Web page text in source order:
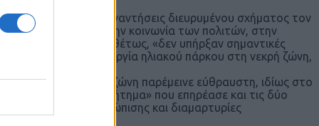
στις συναντήσεις διευρυμένου σχήματος τον
σώμα για την κοινωνία των πολιτών, στην
τη νεολαία. Αντιθέτως, «δεν υπήρξαν σημαντικές
τη δημιουργία ηλιακού πάρκου στη νεκρή ζώνη,
στη νεκρή ζώνη παρέμεινε εύθραυστη, ιδίως στο
επίσης «μείζον ζήτημα» που επηρέασε και τις δύο
τα μέτρα αντιμετώπισης και διαμαρτυρίες